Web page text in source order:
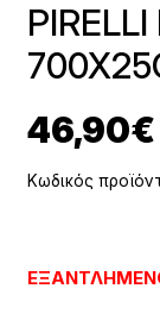
46,90€
Κωδικός